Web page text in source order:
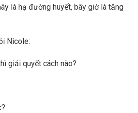
là hạ đường huyết, bây giờ là tăng
Nicole:
giải quyết cách nào?